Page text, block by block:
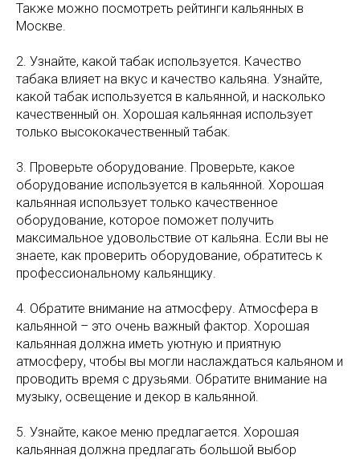
Также можно посмотреть рейтинги кальянных в
Москве.
2. Узнайте, какой табак используется. Качество
табака влияет на вкус и качество кальяна. Узнайте,
какой табак используется в кальянной, и насколько
качественный он. Хорошая кальянная использует
только высококачественный табак.
3. Проверьте оборудование. Проверьте, какое
оборудование используется в кальянной. Хорошая
кальянная использует только качественное
оборудование, которое поможет получить
максимальное удовольствие от кальяна. Если вы не
знаете, как проверить оборудование, обратитесь к
профессиональному кальянщику.
4. Обратите внимание на атмосферу. Атмосфера в
кальянной – это очень важный фактор. Хорошая
кальянная должна иметь уютную и приятную
атмосферу, чтобы вы могли наслаждаться кальяном и
проводить время с друзьями. Обратите внимание на
музыку, освещение и декор в кальянной.
5. Узнайте, какое меню предлагается. Хорошая
кальянная должна предлагать большой выбор